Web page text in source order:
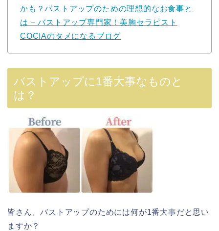
かも？バストアップのための理想的なお食事と
は – バストアップ専門家！美胸セラピスト
COCIAのタメになるブログ
バストアップに1番大事なものと
は？
皆さん、バストアップのためには何が1番大事だと思い
ますか？